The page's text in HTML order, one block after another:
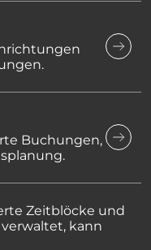
Buchungen,
Zeitblöcke und
kann